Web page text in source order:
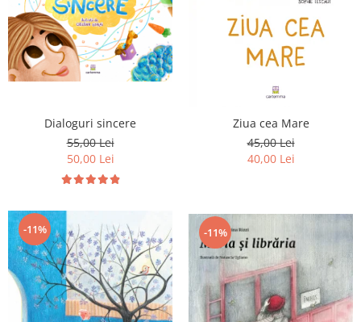
Dialoguri sincere
55,00 Lei
50,00 Lei
Ziua cea Mare
45,00 Lei
40,00 Lei
-11% -11%